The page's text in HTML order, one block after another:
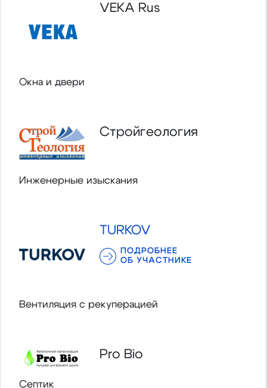
VEKA Rus
Окна и двери
Стройгеология
Инженерные изыскания
TURKOV
ПОДРОБНЕЕ
ОБ УЧАСТНИКЕ
Вентиляция с рекуперацией
Pro Bio
Септик